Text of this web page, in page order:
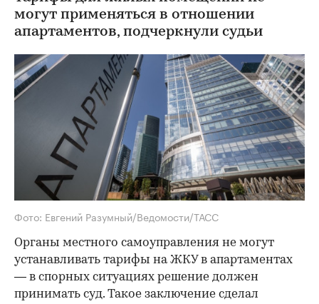
могут применяться в отношении
апартаментов, подчеркнули судьи
Фото: Евгений Разумный/Ведомости/ТАСС
Органы местного самоуправления не могут
устанавливать тарифы на ЖКУ в апартаментах
— в спорных ситуациях решение должен
принимать суд. Такое заключение сделал